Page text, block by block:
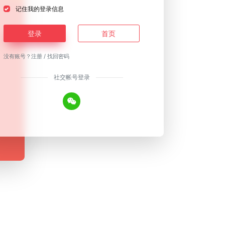
记住我的登录信息
登录 首页
没有账号？注册 /找回密码
社交帐号登录